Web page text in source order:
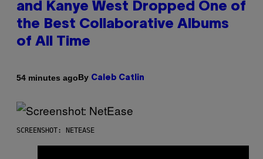
and Kanye West Dropped One of
the Best Collaborative Albums
of All Time
54 minutes agoBy Caleb Catlin
SCREENSHOT: NETEASE